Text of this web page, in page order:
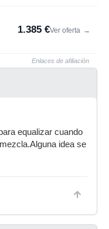
1.385 €Ver oferta →
Enlaces de afiliación
equalizar cuando
idea se